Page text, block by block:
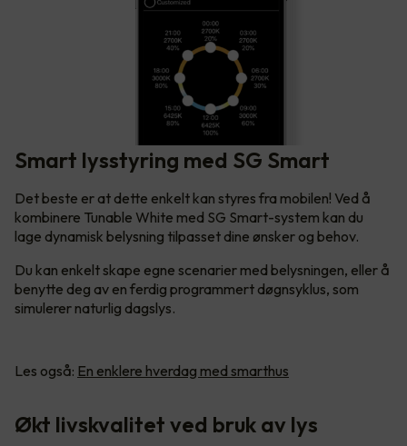
Smart lysstyring med SG Smart
Det beste er at dette enkelt kan styres fra mobilen! Ved å
kombinere Tunable White med SG Smart-system kan du
lage dynamisk belysning tilpasset dine ønsker og behov.
Du kan enkelt skape egne scenarier med belysningen, eller å
benytte deg av en ferdig programmert døgnsyklus, som
simulerer naturlig dagslys.
Les også: En enklere hverdag med smarthus
Økt livskvalitet ved bruk av lys